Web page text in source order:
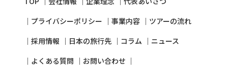
プライバシーポリシー
事業内容
ツアーの流れ
採⽤情報
⽇本の旅⾏先 コラム
ニュース
よくある質問
お問い合わせ